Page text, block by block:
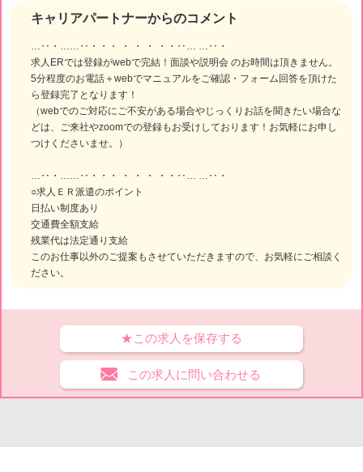
キャリアパートナーからのコメント
…‥・……‥・・・ ・ ・ ・ ・・‥… …‥・
求人ERでは登録がwebで完結！面談や説明会 のお時間は頂きません。
5分程度のお電話＋webでマニュアルをご確認・フォーム回答を頂けた
ら登録完了となります！
（webでのご対応にご不安がある場合やじっくりお話を聞きたい場合な
どは、ご来社やzoomでの登録もお受けしております！お気軽にお申し
つけくださいませ。）
…‥・……‥・・・ ・ ・ ・ ・・‥… …‥・
○求人ＥＲ派遣のポイント
日払い制度あり
交通費全額支給
残業代は法定通り支給
このお仕事以外のご提案もさせていただきますので、お気軽にご相談く
ださい。
★この求人を保存する
この求人に問い合わせる